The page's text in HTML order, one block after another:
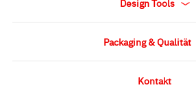
Design Tools
Packaging & Qualität
Kontakt